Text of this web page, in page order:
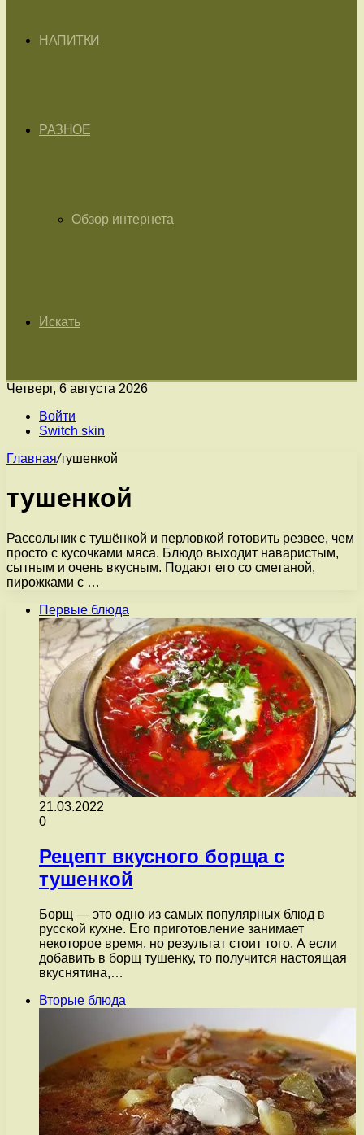
НАПИТКИ
РАЗНОЕ
Обзор интернета
Искать
Четверг, 6 августа 2026
Войти
Switch skin
Главная/тушенкой
тушенкой
Рассольник с тушёнкой и перловкой готовить резвее, чем
просто с кусочками мяса. Блюдо выходит наваристым,
сытным и очень вкусным. Подают его со сметаной,
пирожками с …
Первые блюда
21.03.2022
0
Рецепт вкусного борща с
тушенкой
Борщ — это одно из самых популярных блюд в
русской кухне. Его приготовление занимает
некоторое время, но результат стоит того. А если
добавить в борщ тушенку, то получится настоящая
вкуснятина,…
Вторые блюда